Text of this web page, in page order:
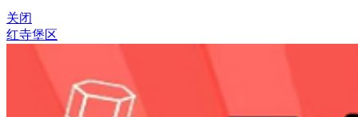
关闭
红寺堡区